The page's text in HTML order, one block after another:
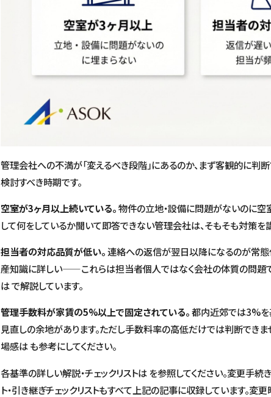
管理会社への不満が「変えるべき段階」にあるのか、まず客観的に判
検討すべき時期です。
空室が3ヶ月以上続いている。物件の立地・設備に問題がないのに空
して何をしているか聞いて即答できない管理会社は、そもそも対策を
担当者の対応品質が低い。連絡への返信が翌日以降になるのが常態
産知識に詳しい——これらは担当者個人ではなく会社の体質の問題
は で解説しています。
管理手数料が家賃の5%以上で固定されている。都内近郊では3%を
見直しの余地があります。ただし手数料率の高低だけでは判断できま
場感は も参考にしてください。
各基準の詳しい解説・チェックリストは を参照してください。変更手
ト・引き継ぎチェックリストもすべて上記の記事に収録しています。変